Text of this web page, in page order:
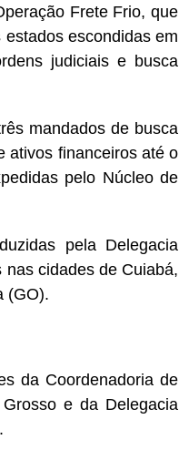
Frete Frio, que
escondidas em
judiciais e busca
mandados de busca
ativos financeiros até o
pelo Núcleo de
pela Delegacia
cidades de Cuiabá,
(GO).
da Coordenadoria de
e da Delegacia